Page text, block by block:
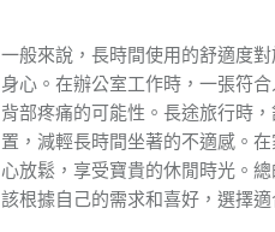
一般來說，長時間使用的舒適度
身心。在辦公室工作時，一張符
背部疼痛的可能性。長途旅行時
置，減輕長時間坐著的不適感。
心放鬆，享受寶貴的休閒時光。
該根據自己的需求和喜好，選擇